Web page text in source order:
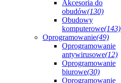
Akcesoria do
obudów(130)
Obudowy
komputerowe(143)
Oprogramowanie(49)
Oprogramowanie
antywirusowe(12)
Oprogramowanie
biurowe(30)
Oprogramowanie